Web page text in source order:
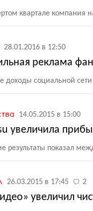
квартале компания
28.01.2016 в 12:50
реклама
доходы социальной
14.05.2015 в 15:00
увеличила
результаты показал
26.03.2015 в 17:45 2
увеличил